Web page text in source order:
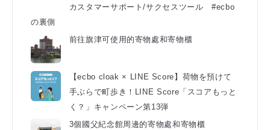
カスタマーサポート/サクセスツール #ecbo
の裏側
前往旗津可使用的寄物處和寄物櫃
【ecbo cloak × LINE Score】荷物を預けて
手ぶらで町歩き！LINE Score「スコアもっと
く？」キャンペーン第13弾
3個國父紀念館周邊的寄物處和寄物櫃